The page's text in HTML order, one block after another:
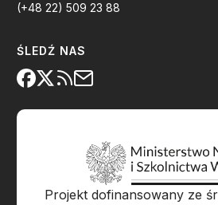
(+48 22) 509 23 88
ŚLEDŹ NAS
Projekt dofinansowany ze